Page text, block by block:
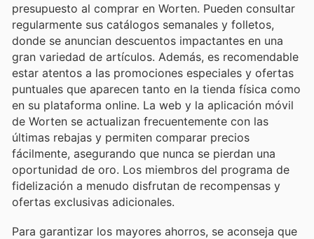
presupuesto al comprar en Worten. Pueden consultar
regularmente sus catálogos semanales y folletos,
donde se anuncian descuentos impactantes en una
gran variedad de artículos. Además, es recomendable
estar atentos a las promociones especiales y ofertas
puntuales que aparecen tanto en la tienda física como
en su plataforma online. La web y la aplicación móvil
de Worten se actualizan frecuentemente con las
últimas rebajas y permiten comparar precios
fácilmente, asegurando que nunca se pierdan una
oportunidad de oro. Los miembros del programa de
fidelización a menudo disfrutan de recompensas y
ofertas exclusivas adicionales.
Para garantizar los mayores ahorros, se aconseja que